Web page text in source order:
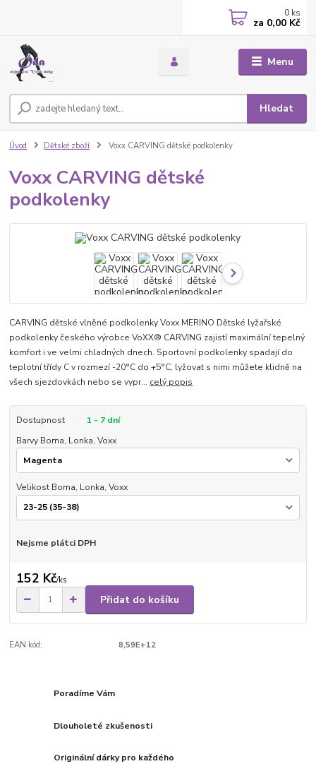
Menu
Hledat
0 ks
za 0,00 Kč
Úvod Dětské zboží Voxx CARVING dětské podkolenky
Voxx CARVING dětské
podkolenky
CARVING dětské vlněné podkolenky Voxx MERINO Dětské lyžařské
podkolenky českého výrobce VoXX® CARVING zajistí maximální tepelný
komfort i ve velmi chladných dnech. Sportovní podkolenky spadají do
teplotní třídy C v rozmezí -20°C do +5°C, lyžovat s nimi můžete klidně na
všech sjezdovkách nebo se vypr... celý popis
Dostupnost
1 - 7 dní
Barvy Boma, Lonka, Voxx
Velikost Boma, Lonka, Voxx
Nejsme plátci DPH
152 Kč/ks
Přidat do košíku
EAN kód: 8,59E+12
Poradíme Vám
Dlouholeté zkušenosti
Originální dárky pro každého